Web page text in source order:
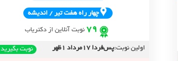
چهار راه هفت تير / انديشه
79 نوبت آنلاین از دکتریاب
اولین نوبت:پس‌فردا 17مرداد 1ظهر نوبت بگیرید